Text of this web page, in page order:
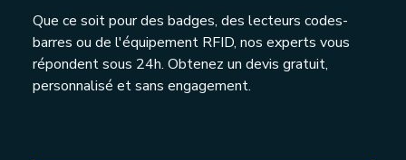
Que ce soit pour des badges, des lecteurs codes-
barres ou de l'équipement RFID, nos experts vous
répondent sous 24h. Obtenez un devis gratuit,
personnalisé et sans engagement.